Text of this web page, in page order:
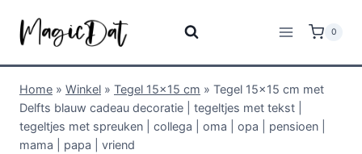
0
Home » Winkel » Tegel 15x15 cm » Tegel 15×15 cm met
Delfts blauw cadeau decoratie | tegeltjes met tekst |
tegeltjes met spreuken | collega | oma | opa | pensioen |
mama | papa | vriend